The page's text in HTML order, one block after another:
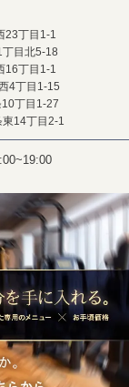
23丁目1-1
目北5-18
16丁目1-1
4丁目1-15
丁目1-27
14丁目2-1